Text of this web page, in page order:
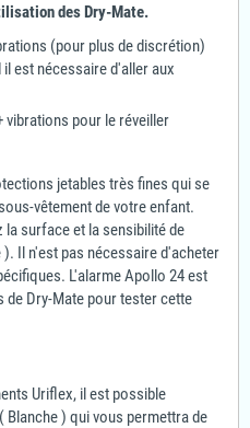
des Dry-Mate.
(pour plus de discrétion)
est nécessaire d'aller aux
vibrations pour le réveiller
jetables très fines qui se
vêtement de votre enfant.
la surface et la sensibilité de
Il n'est pas nécessaire d'acheter
L'alarme Apollo 24 est
de Dry-Mate pour tester cette
Uriflex, il est possible
) qui vous permettra de